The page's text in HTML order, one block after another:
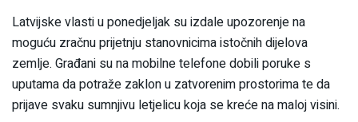
Latvijske vlasti u ponedjeljak su izdale upozorenje na
moguću zračnu prijetnju stanovnicima istočnih dijelova
zemlje. Građani su na mobilne telefone dobili poruke s
uputama da potraže zaklon u zatvorenim prostorima te da
prijave svaku sumnjivu letjelicu koja se kreće na maloj visini.